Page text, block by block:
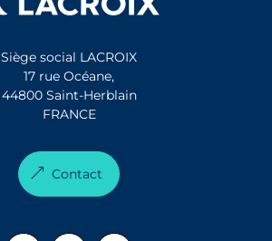
Siège social LACROIX
17 rue Océane,
44800 Saint-Herblain
FRANCE
Contact